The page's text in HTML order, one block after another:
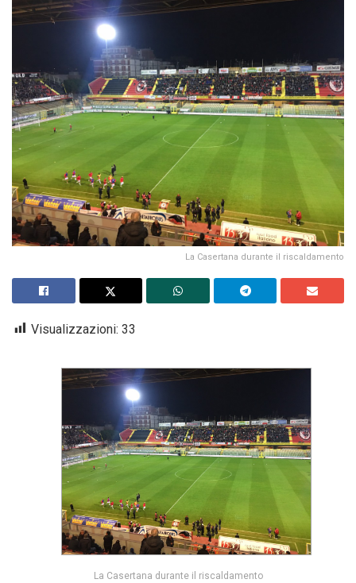
La Casertana durante il riscaldamento
Visualizzazioni: 33
La Casertana durante il riscaldamento